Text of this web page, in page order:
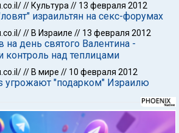
// Культура // 13 февраля 2012
израильтян на секс-форумах
// В Израиле // 13 февраля 2012
день святого Валентина -
контроль над теплицами
// В мире // 10 февраля 2012
угрожают "подарком" Израилю